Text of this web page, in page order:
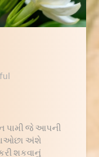
પામી જે આપની
અંશે
શકવાનું